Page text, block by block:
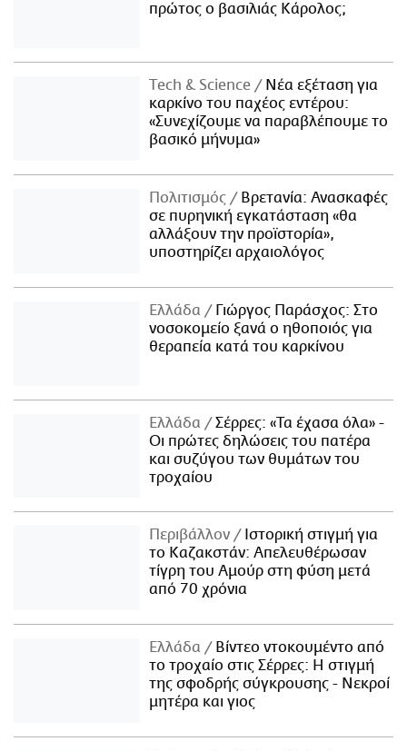
πρώτος ο βασιλιάς Κάρολος;
Τech & Science
Νέα εξέταση για
καρκίνο του παχέος εντέρου:
«Συνεχίζουμε να παραβλέπουμε το
βασικό μήνυμα»
Πολιτισμός
Βρετανία: Ανασκαφές
σε πυρηνική εγκατάσταση «θα
αλλάξουν την προϊστορία»,
υποστηρίζει αρχαιολόγος
Ελλάδα
Γιώργος Παράσχος: Στο
νοσοκομείο ξανά ο ηθοποιός για
θεραπεία κατά του καρκίνου
Ελλάδα
Σέρρες: «Τα έχασα όλα» -
Οι πρώτες δηλώσεις του πατέρα
και συζύγου των θυμάτων του
τροχαίου
Περιβάλλον
Ιστορική στιγμή για
το Καζακστάν: Απελευθέρωσαν
τίγρη του Αμούρ στη φύση μετά
από 70 χρόνια
Ελλάδα
Βίντεο ντοκουμέντο από
το τροχαίο στις Σέρρες: Η στιγμή
της σφοδρής σύγκρουσης - Νεκροί
μητέρα και γιος